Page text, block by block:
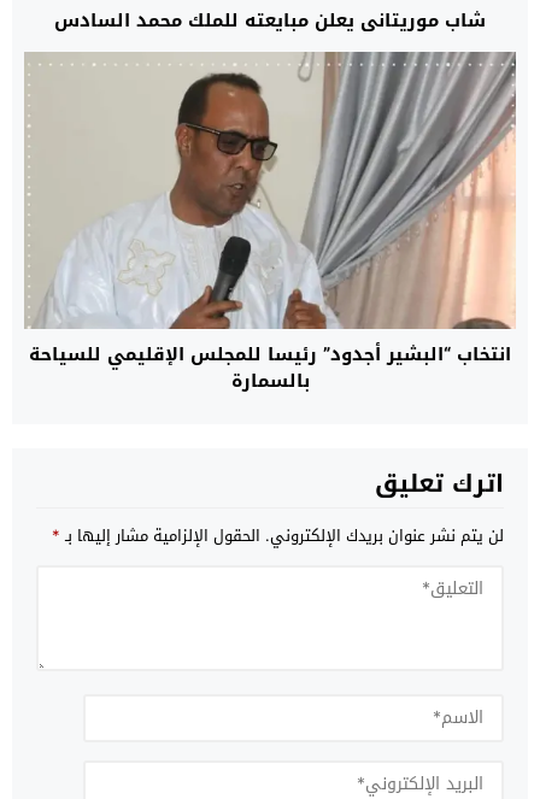
شاب موريتاني يعلن مبايعته للملك محمد السادس
انتخاب “البشير أجدود” رئيسا للمجلس الإقليمي للسياحة
بالسمارة
اترك تعليق
لن يتم نشر عنوان بريدك الإلكتروني. الحقول الإلزامية مشار إليها بـ*